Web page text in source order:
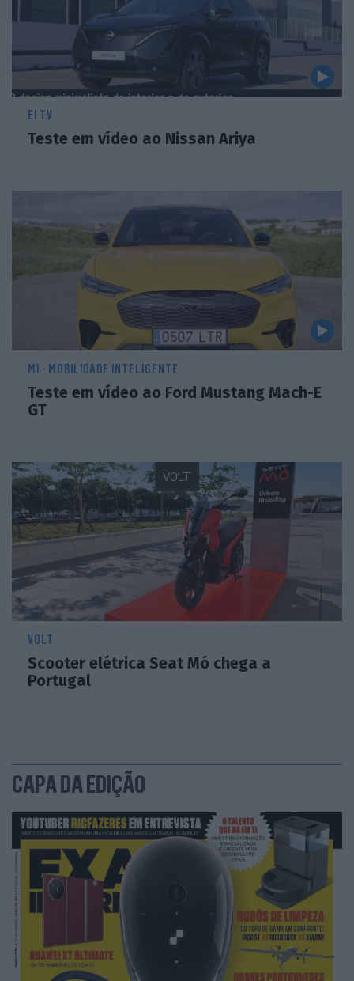
EI TV
Teste em vídeo ao Nissan Ariya
MI - MOBILIDADE INTELIGENTE
Teste em vídeo ao Ford Mustang Mach-E
GT
VOLT
VOLT
Scooter elétrica Seat Mó chega a
Portugal
CAPA DA EDIÇÃO